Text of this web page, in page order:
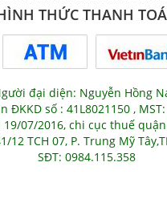
THỨC THANH
đại diện: Nguyễn Hồng
ĐKKD số : 41L8021150 ,
19/07/2016, chi cục thuế quận
12 TCH 07, P. Trung Mỹ
SĐT: 0984.115.358